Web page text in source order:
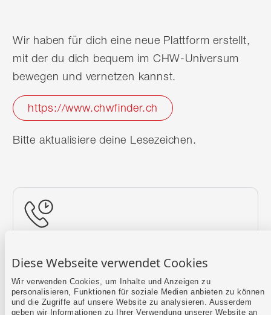
Diese Webseite verwendet Cookies
Wir verwenden Cookies, um Inhalte und Anzeigen zu
personalisieren, Funktionen für soziale Medien anbieten zu können
und die Zugriffe auf unsere Website zu analysieren. Ausserdem
geben wir Informationen zu Ihrer Verwendung unserer Website an
Wir haben für dich eine neue Plattform erstellt,
mit der du dich bequem im CHW-Universum
bewegen und vernetzen kannst.
https://www.chwfinder.ch
Bitte aktualisiere deine Lesezeichen.
Mehr erfahren